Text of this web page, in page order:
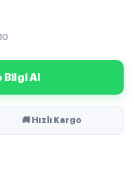
Bilgi Al
🚚 Hızlı Kargo